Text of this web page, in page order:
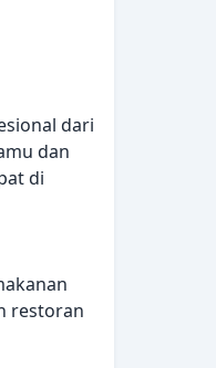
dari
dan
di
restoran